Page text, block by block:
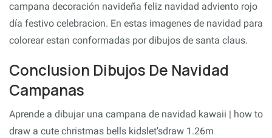
campana decoración navideña feliz navidad adviento rojo
día festivo celebracion. En estas imagenes de navidad para
colorear estan conformadas por dibujos de santa claus.
Conclusion Dibujos De Navidad
Campanas
Aprende a dibujar una campana de navidad kawaii | how to
draw a cute christmas bells kidslet'sdraw 1.26m